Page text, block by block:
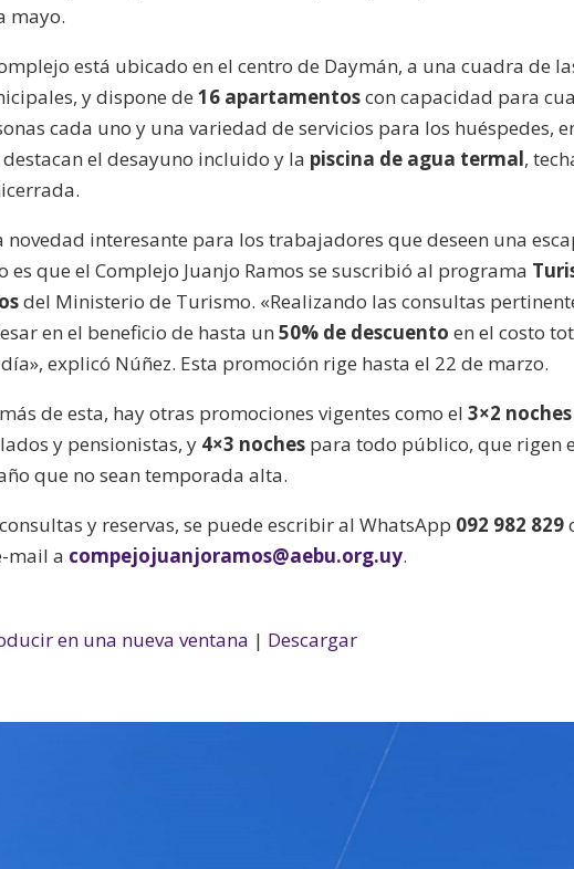
mayo.
está ubicado en el centro de Daymán, a una cuadra de
y dispone de16 apartamentoscon capacidad para
cada uno y una variedad de servicios para los huéspedes,
el desayuno incluido y la piscina de agua termal,
novedad interesante para los trabajadores que deseen una
es que el Complejo Juanjo Ramos se suscribió al programa
del Ministerio de Turismo. «Realizando las consultas
en el beneficio de hasta un50% de descuento en el costo
explicó Núñez. Esta promoción rige hasta el 22 de marzo.
de esta, hay otras promociones vigentes como el3×2 noches
y pensionistas, y 4×3 noches para todo público, que rigen
que no sean temporada alta.
y reservas, se puede escribir al WhatsApp 092 982 829
mail a compejojuanjoramos@aebu.org.uy.
en una nueva ventana | Descargar